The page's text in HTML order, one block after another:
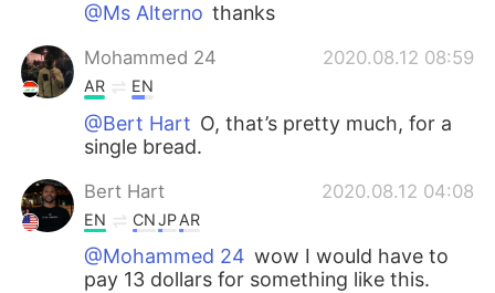
@Ms Alterno thanks
Mohammed 24 2020.08.12 08:59
AR EN
@Bert Hart O, that’s pretty much, for a
single bread.
Bert Hart 2020.08.12 04:08
EN CNJPAR
@Mohammed 24 wow I would have to
pay 13 dollars for something like this.